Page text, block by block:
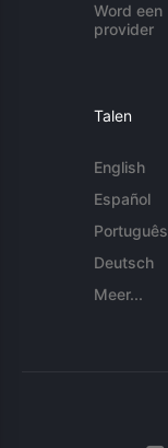
Word een
provider
Talen
English
Español
Português
Deutsch
Meer...